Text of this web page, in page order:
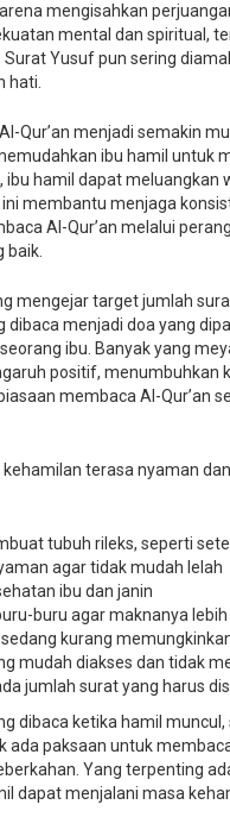
mengisahkan
mental dan spiritual,
Yusuf pun sering
hati.
Qur’an menjadi semakin
ibu hamil untuk
hamil dapat
membantu menjaga
Al-Qur’an melalui
baik.
mengejar target jumlah
dibaca menjadi doa yang
ibu. Banyak yang
positif, menumbuhkan
membaca Al-Qur’an
terasa nyaman
tubuh rileks, seperti
agar tidak mudah lelah
ibu dan janin
buru agar maknanya
kurang
mudah diakses dan tidak
jumlah surat yang harus
dibaca ketika hamil
ada paksaan untuk
Yang terpenting
dapat menjalani masa